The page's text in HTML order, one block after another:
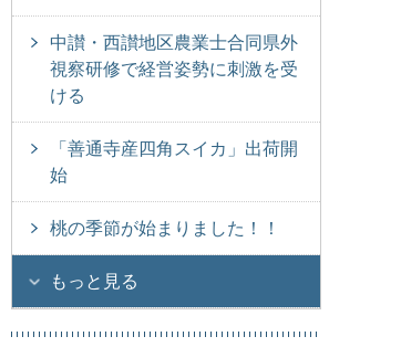
中讃・西讃地区農業士合同県外
視察研修で経営姿勢に刺激を受
ける
「善通寺産四角スイカ」出荷開
始
桃の季節が始まりました！！
もっと見る